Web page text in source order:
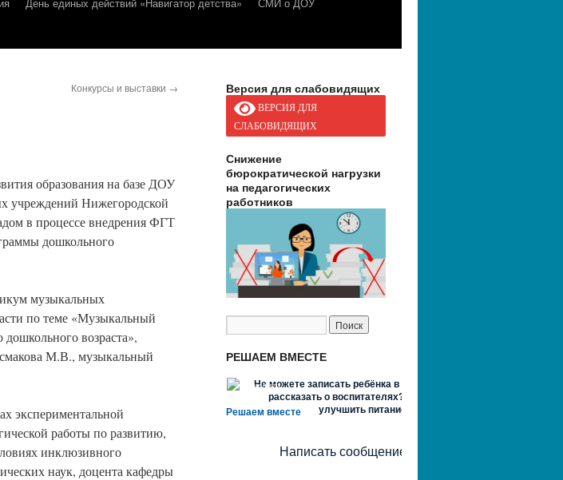
Конкурсы и выставки →
образования на базе ДОУ
учреждений Нижегородской
в процессе внедрения ФГТ
дошкольного
музыкальных
по теме «Музыкальный
дошкольного возраста»,
М.В., музыкальный
экспериментальной
работы по развитию,
инклюзивного
наук, доцента кафедры
Версия для слабовидящих
ВЕРСИЯ ДЛЯ
СЛАБОВИДЯЩИХ
Снижение
бюрократической нагрузки
на педагогических
работников
РЕШАЕМ ВМЕСТЕ
Решаем вместе
Не можете записать ребёнка в сад? Хотите
рассказать о воспитателях? Знаете, как
улучшить питание и занятия?
Написать сообщение